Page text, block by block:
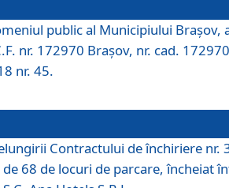
public al Municipiului Braşov,
nr. 172970 Brașov, nr. cad.
nr. 45.
Contractului de închiriere nr.
68 de locuri de parcare, încheiat